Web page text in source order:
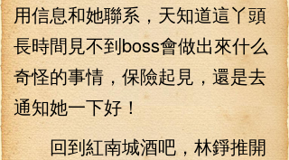
用信息和她聯系，天知道這丫頭
長時間見不到boss會做出來什么
奇怪的事情，保險起見，還是去
通知她一下好！
回到紅南城酒吧，林錚推開